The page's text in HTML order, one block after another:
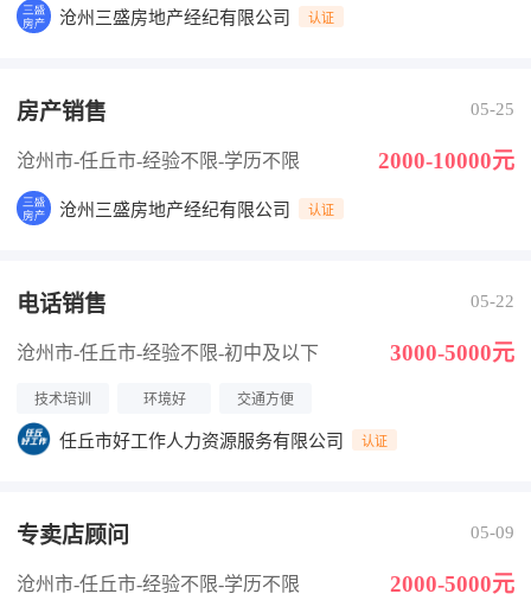
沧州三盛房地产经纪有限公司 认证
房产销售 05-25
沧州市-任丘市-经验不限-学历不限 2000-10000元
沧州三盛房地产经纪有限公司 认证
电话销售 05-22
沧州市-任丘市-经验不限-初中及以下 3000-5000元
技术培训 环境好 交通方便
任丘市好工作人力资源服务有限公司 认证
专卖店顾问 05-09
沧州市-任丘市-经验不限-学历不限 2000-5000元